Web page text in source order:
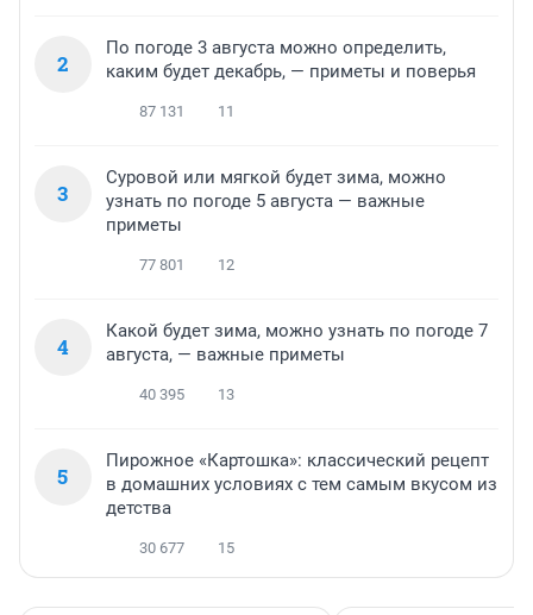
2
По погоде 3 августа можно определить,
каким будет декабрь, — приметы и поверья
87 131 11
3
Суровой или мягкой будет зима, можно
узнать по погоде 5 августа — важные
приметы
77 801 12
4
Какой будет зима, можно узнать по погоде 7
августа, — важные приметы
40 395 13
5
Пирожное «Картошка»: классический рецепт
в домашних условиях с тем самым вкусом из
детства
30 677 15